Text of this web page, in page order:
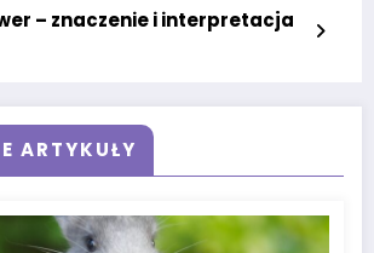
– znaczenie i interpretacja
ARTYKUŁY